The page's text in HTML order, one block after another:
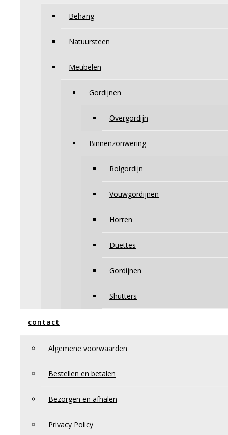
Behang
Natuursteen
Meubelen
Gordijnen
Overgordijn
Binnenzonwering
Rolgordijn
Vouwgordijnen
Horren
Duettes
Gordijnen
Shutters
contact
Algemene voorwaarden
Bestellen en betalen
Bezorgen en afhalen
Privacy Policy